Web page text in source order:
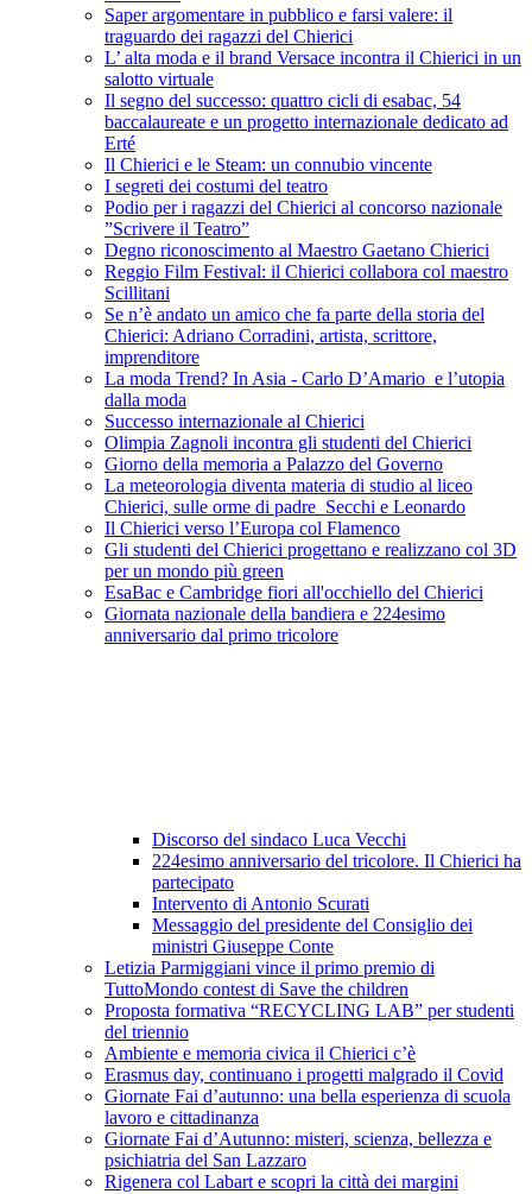
Saper argomentare in pubblico e farsi valere: il
traguardo dei ragazzi del Chierici
L’ alta moda e il brand Versace incontra il Chierici in un
salotto virtuale
Il segno del successo: quattro cicli di esabac, 54
baccalaureate e un progetto internazionale dedicato ad
Erté
Il Chierici e le Steam: un connubio vincente
I segreti dei costumi del teatro
Podio per i ragazzi del Chierici al concorso nazionale
”Scrivere il Teatro”
Degno riconoscimento al Maestro Gaetano Chierici
Reggio Film Festival: il Chierici collabora col maestro
Scillitani
Se n’è andato un amico che fa parte della storia del
Chierici: Adriano Corradini, artista, scrittore,
imprenditore
La moda Trend? In Asia - Carlo D’Amario e l’utopia
dalla moda
Successo internazionale al Chierici
Olimpia Zagnoli incontra gli studenti del Chierici
Giorno della memoria a Palazzo del Governo
La meteorologia diventa materia di studio al liceo
Chierici, sulle orme di padre Secchi e Leonardo
Il Chierici verso l’Europa col Flamenco
Gli studenti del Chierici progettano e realizzano col 3D
per un mondo più green
EsaBac e Cambridge fiori all'occhiello del Chierici
Giornata nazionale della bandiera e 224esimo
anniversario dal primo tricolore
Discorso del sindaco Luca Vecchi
224esimo anniversario del tricolore. Il Chierici ha
partecipato
Intervento di Antonio Scurati
Messaggio del presidente del Consiglio dei
ministri Giuseppe Conte
Letizia Parmiggiani vince il primo premio di
TuttoMondo contest di Save the children
Proposta formativa “RECYCLING LAB” per studenti
del triennio
Ambiente e memoria civica il Chierici c’è
Erasmus day, continuano i progetti malgrado il Covid
Giornate Fai d’autunno: una bella esperienza di scuola
lavoro e cittadinanza
Giornate Fai d’Autunno: misteri, scienza, bellezza e
psichiatria del San Lazzaro
Rigenera col Labart e scopri la città dei margini